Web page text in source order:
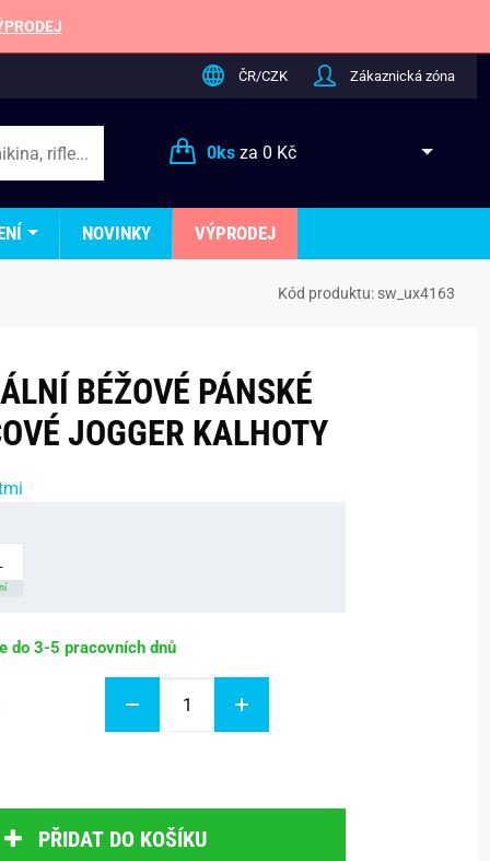
ČR/CZK Zákaznická zóna
0ksza 0 Kč
NOVINKY VÝPRODEJ
Kód produktu: sw_ux4163
BÉŽOVÉ PÁNSKÉ
JOGGER KALHOTY
do 3-5 pracovních dnů
PŘIDAT DO KOŠÍKU